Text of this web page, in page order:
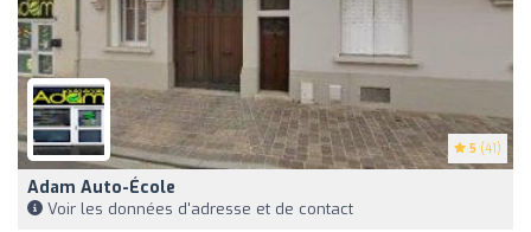
5 (41)
Adam Auto-École
Voir les données d'adresse et de contact